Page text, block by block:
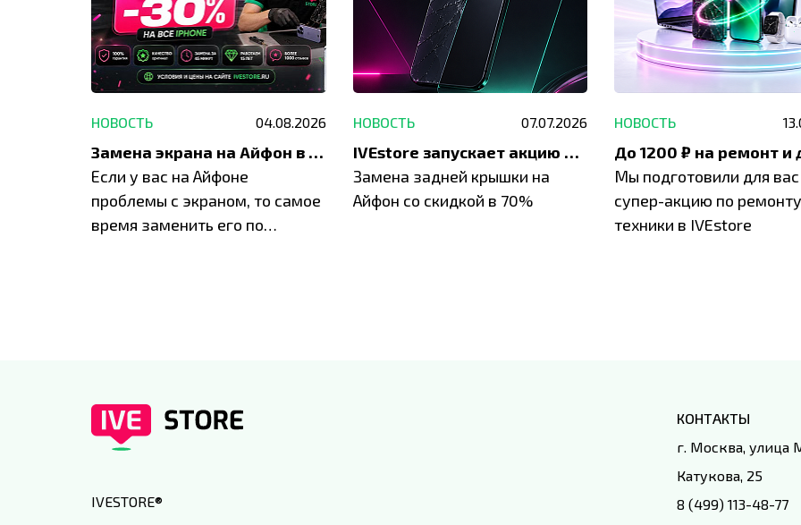
НОВОСТЬ 04.08.2026
Замена экрана на Айфон в Москве и Балашихе
Если у вас на Айфоне
проблемы с экраном, то самое
время заменить его по
НОВОСТЬ 07.07.2026
IVEstore запускает акцию на замену заднего стекла
Замена задней крышки на
Айфон со скидкой в 70%
НОВОСТЬ
Мы подготовили для вас
супер-акцию по ремонту
техники в IVEstore
IVESTORE®
КОНТАКТЫ
г. Москва, улица
Катукова, 25
8 (499) 113-48-77